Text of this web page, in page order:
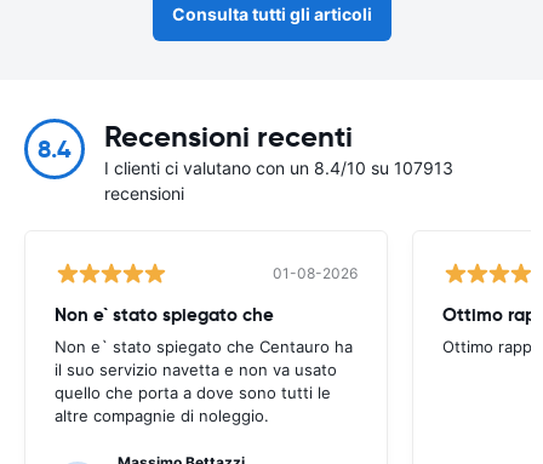
Consulta tutti gli articoli
8.4 Recensioni recenti
I clienti ci valutano con un 8.4/10 su 107913
recensioni
01-08-2026
Non e` stato spiegato che
Non e` stato spiegato che Centauro ha
il suo servizio navetta e non va usato
quello che porta a dove sono tutti le
altre compagnie di noleggio.
Ottimo
Ottimo